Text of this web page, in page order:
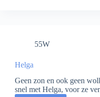
55W
Helga
Geen zon en ook geen
snel met Helga, voor ze